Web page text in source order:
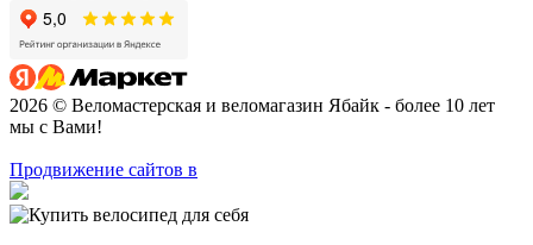
2026 © Веломастерская и веломагазин Ябайк - более 10 лет
мы с Вами!
Продвижение сайтов в